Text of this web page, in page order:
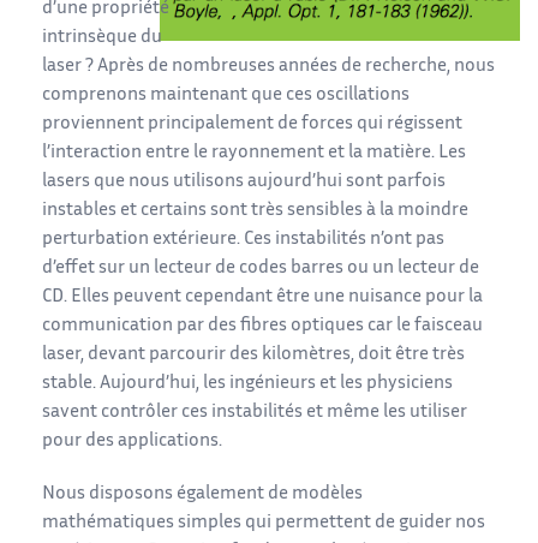
d’une propriété
intrinsèque du
laser ? Après de nombreuses années de recherche, nous
comprenons maintenant que ces oscillations
proviennent principalement de forces qui régissent
l’interaction entre le rayonnement et la matière. Les
lasers que nous utilisons aujourd’hui sont parfois
instables et certains sont très sensibles à la moindre
perturbation extérieure. Ces instabilités n’ont pas
d’effet sur un lecteur de codes barres ou un lecteur de
CD. Elles peuvent cependant être une nuisance pour la
communication par des fibres optiques car le faisceau
laser, devant parcourir des kilomètres, doit être très
stable. Aujourd’hui, les ingénieurs et les physiciens
savent contrôler ces instabilités et même les utiliser
pour des applications.
Nous disposons également de modèles
mathématiques simples qui permettent de guider nos